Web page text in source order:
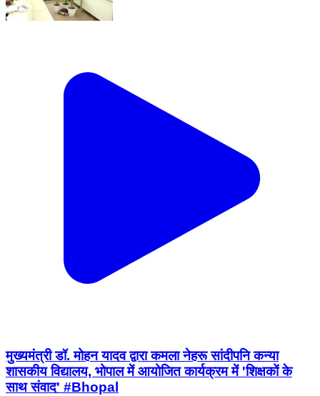
मुख्यमंत्री डॉ. मोहन यादव द्वारा कमला नेहरू सांदीपनि कन्या
शासकीय विद्यालय, भोपाल में आयोजित कार्यक्रम में 'शिक्षकों के
साथ संवाद' #Bhopal